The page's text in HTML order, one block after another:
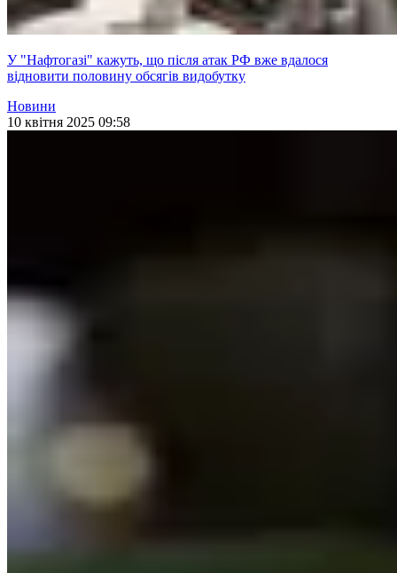
У "Нафтогазі" кажуть, що після атак РФ вже вдалося
відновити половину обсягів видобутку
Новини
10 квітня 2025 09:58